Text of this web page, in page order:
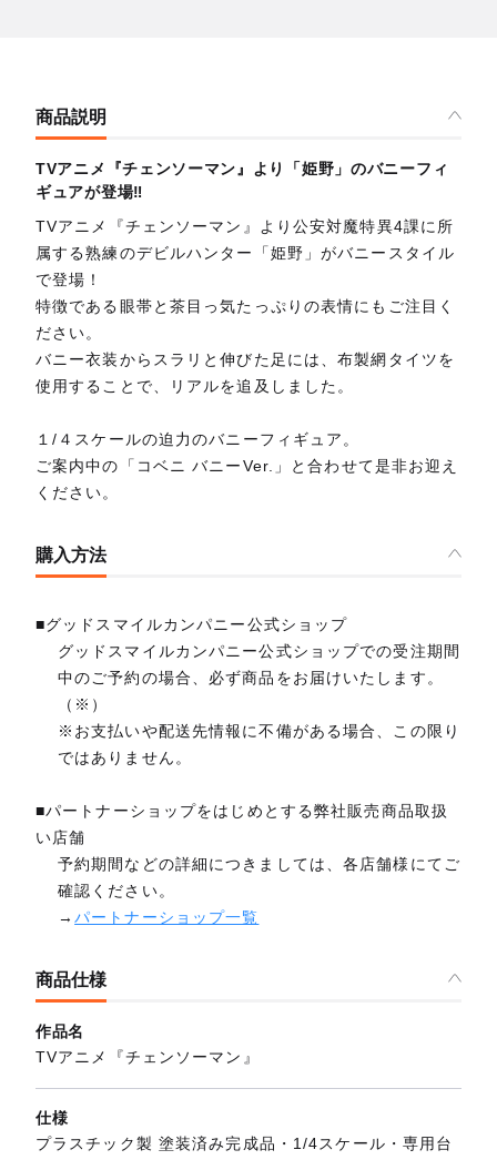
商品説明
TVアニメ『チェンソーマン』より「姫野」のバニーフィ
ギュアが登場‼
TVアニメ『チェンソーマン』より公安対魔特異4課に所
属する熟練のデビルハンター「姫野」がバニースタイル
で登場！
特徴である眼帯と茶目っ気たっぷりの表情にもご注目く
ださい。
バニー衣装からスラリと伸びた足には、布製網タイツを
使用することで、リアルを追及しました。
１/４スケールの迫力のバニーフィギュア。
ご案内中の「コベニ バニーVer.」と合わせて是非お迎え
ください。
購入方法
■グッドスマイルカンパニー公式ショップ
グッドスマイルカンパニー公式ショップでの受注期間
中のご予約の場合、必ず商品をお届けいたします。
（※）
※お支払いや配送先情報に不備がある場合、この限り
ではありません。
■パートナーショップをはじめとする弊社販売商品取扱
い店舗
予約期間などの詳細につきましては、各店舗様にてご
確認ください。
→パートナーショップ一覧
商品仕様
作品名
TVアニメ『チェンソーマン』
仕様
プラスチック製 塗装済み完成品・1/4スケール・専用台